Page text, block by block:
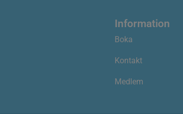
Information
Boka
Kontakt
Medlem